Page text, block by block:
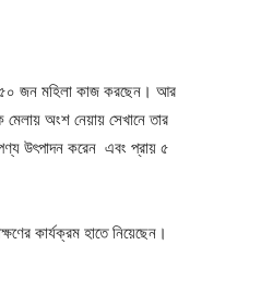
৪৫০ জন মহিলা কাজ করছেন। আর
অংশ নেয়ায় সেখানে তার
উৎপাদন করেন এবং প্রায় ৫
কার্যক্রম হাতে নিয়েছেন।